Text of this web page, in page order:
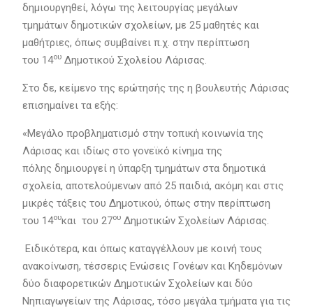
δημιουργηθεί, λόγω της λειτουργίας μεγάλων
τμημάτων δημοτικών σχολείων, με 25 μαθητές και
μαθήτριες, όπως συμβαίνει π.χ. στην περίπτωση
του 14ουΔημοτικού Σχολείου Λάρισας.
Στο δε, κείμενο της ερώτησής της η βουλευτής Λάρισας
επισημαίνει τα εξής:
«Μεγάλο προβληματισμό στην τοπική κοινωνία της
Λάρισας και ιδίως στο γονεϊκό κίνημα της
πόλης δημιουργεί η ύπαρξη τμημάτων στα δημοτικά
σχολεία, αποτελούμενων από 25 παιδιά, ακόμη και στις
μικρές τάξεις του Δημοτικού, όπως στην περίπτωση
του 14ουκαι του 27ουΔημοτικών Σχολείων Λάρισας.
Ειδικότερα, και όπως καταγγέλλουν με κοινή τους
ανακοίνωση, τέσσερις Ενώσεις Γονέων και Κηδεμόνων
δύο διαφορετικών Δημοτικών Σχολείων και δύο
Νηπιαγωγείων της Λάρισας, τόσο μεγάλα τμήματα για τις